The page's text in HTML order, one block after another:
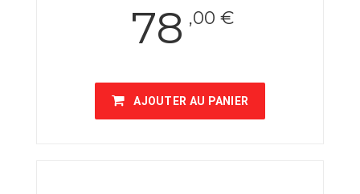
78 ,00 €
AJOUTER AU PANIER